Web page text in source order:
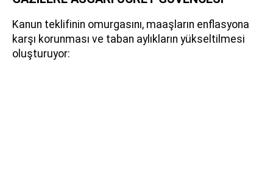
Kanun teklifinin omurgasını, maaşların enflasyona
karşı korunması ve taban aylıkların yükseltilmesi
oluşturuyor: